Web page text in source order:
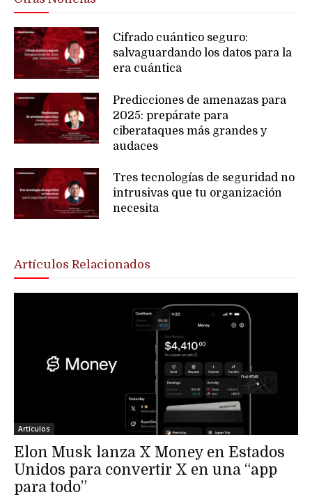
Cifrado cuántico seguro:
salvaguardando los datos para la
era cuántica
Predicciones de amenazas para
2025: prepárate para
ciberataques más grandes y
audaces
Tres tecnologías de seguridad no
intrusivas que tu organización
necesita
Artículos Relacionados
Artículos
Elon Musk lanza X Money en Estados
Unidos para convertir X en una “app
para todo”